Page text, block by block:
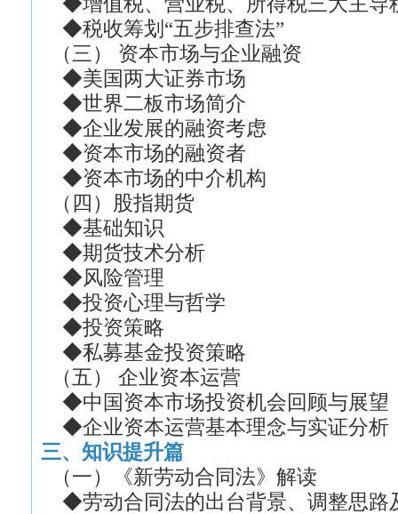
◆税收筹划“五步排查法”
（三） 资本市场与企业融资
◆美国两大证券市场
◆世界二板市场简介
◆企业发展的融资考虑
◆资本市场的融资者
◆资本市场的中介机构
（四）股指期货
◆基础知识
◆期货技术分析
◆风险管理
◆投资心理与哲学
◆投资策略
◆私募基金投资策略
（五） 企业资本运营
◆中国资本市场投资机会回顾与展望
◆企业资本运营基本理念与实证分析
三、 知识提升篇
（一）《新劳动合同法》解读
◆劳动合同法的出台背景、调整思路